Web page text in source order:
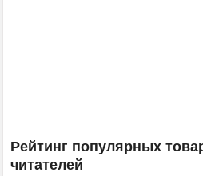
Рейтинг популярных
читателей